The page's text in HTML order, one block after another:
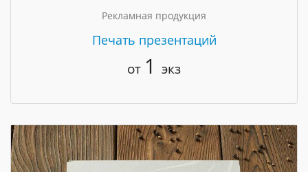
Рекламная продукция
Печать презентаций
от 1 экз